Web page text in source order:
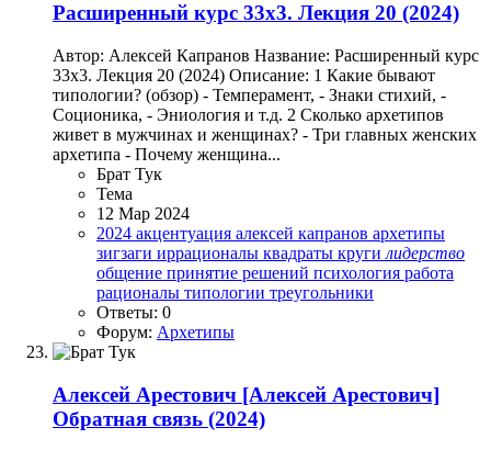
Расширенный курс 33х3. Лекция 20 (2024)
Автор: Алексей Капранов Название: Расширенный курс
33х3. Лекция 20 (2024) Описание: 1 Какие бывают
типологии? (обзор) - Темперамент, - Знаки стихий, -
Соционика, - Эниология и т.д. 2 Сколько архетипов
живет в мужчинах и женщинах? - Три главных женских
архетипа - Почему женщина...
Брат Тук
Тема
12 Мар 2024
2024 акцентуация алексей капранов архетипы
зигзаги иррационалы квадраты круги лидерство
общение принятие решений психология работа
рационалы типологии треугольники
Ответы: 0
Форум: Архетипы
Алексей Арестович [Алексей Арестович]
Обратная связь (2024)